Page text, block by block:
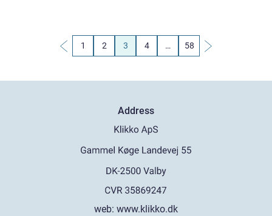
1 2 3 4 … 58
Address
web: www.klikko.dk